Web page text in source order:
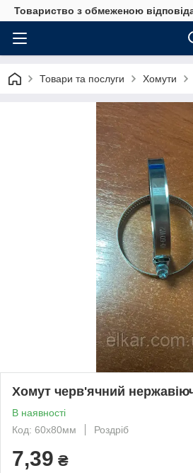
Товариство з обмеженою
Товари та послуги Хомути
Хомут черв'ячний
В наявності
Код: 60х80мм
Роздріб
7,39 ₴